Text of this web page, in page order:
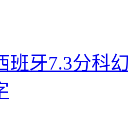
班牙7.3分科